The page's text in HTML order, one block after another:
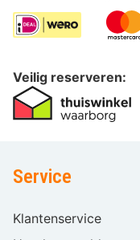
Veilig reserveren:
Service
Klantenservice